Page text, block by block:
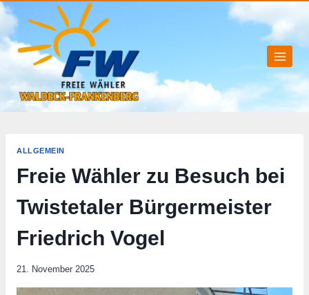
Zum
Inhalt
springen
ALLGEMEIN
Freie Wähler zu Besuch bei
Twistetaler Bürgermeister
Friedrich Vogel
21. November 2025